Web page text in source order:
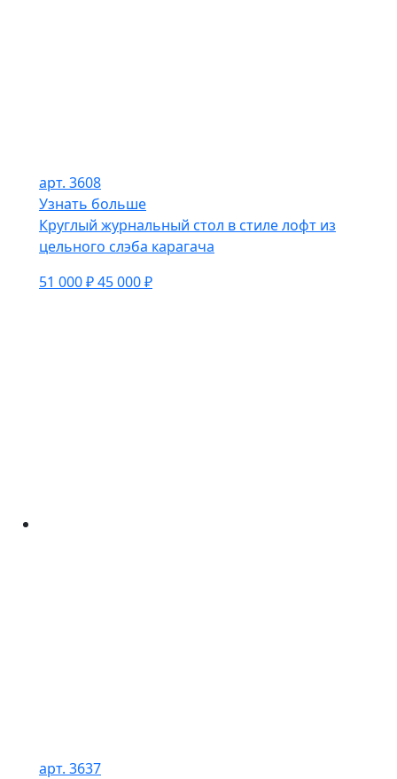
арт. 3608
Узнать больше
Круглый журнальный стол в стиле лофт из
цельного слэба карагача
51 000 ₽45 000 ₽
арт. 3637